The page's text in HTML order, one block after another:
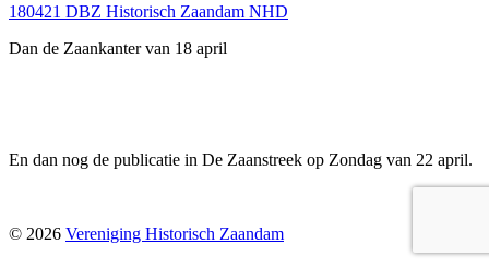
180421 DBZ Historisch Zaandam NHD
Dan de Zaankanter van 18 april
En dan nog de publicatie in De Zaanstreek op Zondag van 22 april.
© 2026 Vereniging Historisch Zaandam